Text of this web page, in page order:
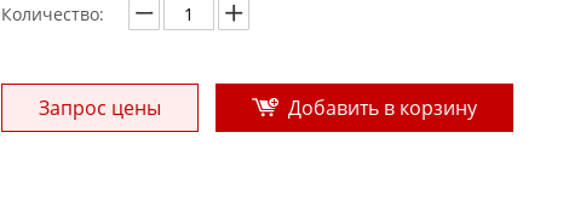
Количество:
Запрос цены Добавить в корзину